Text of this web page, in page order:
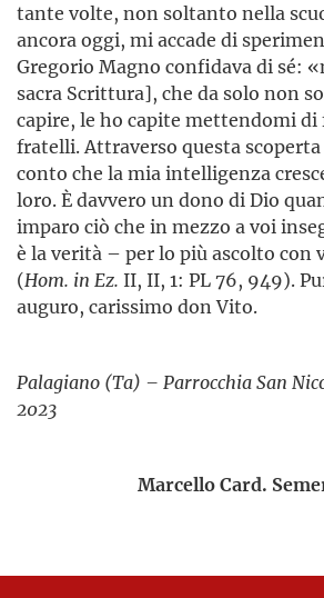
tante volte, non soltanto nella
ancora oggi, mi accade di
Gregorio Magno confidava di sé:
sacra Scrittura], che da solo non
capire, le ho capite mettendomi
fratelli. Attraverso questa
conto che la mia intelligenza
loro. È davvero un dono di Dio
imparo ciò che in mezzo a voi
è la verità – per lo più ascolto con
(Hom. in Ez. II, II, 1: PL 76, 949).
auguro, carissimo don Vito.
Palagiano (Ta) – Parrocchia San
2023
Marcello Card.